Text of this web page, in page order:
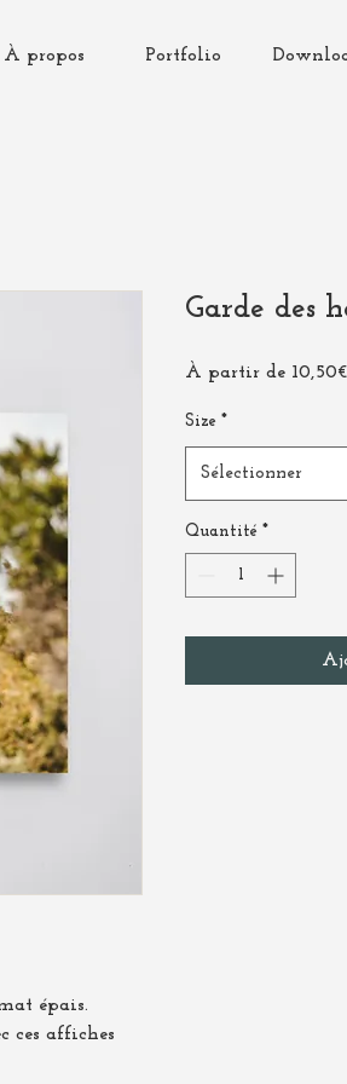
À propos Portfolio
épais.
ces affiches
Garde des
À partir de 10,50€
Size *
Sélectionner
Quantité *